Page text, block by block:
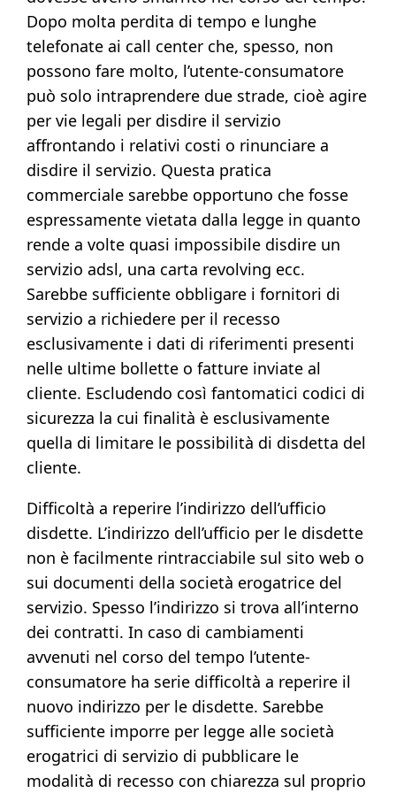
Dopo molta perdita di tempo e lunghe
telefonate ai call center che, spesso, non
possono fare molto, l’utente-consumatore
può solo intraprendere due strade, cioè agire
per vie legali per disdire il servizio
affrontando i relativi costi o rinunciare a
disdire il servizio. Questa pratica
commerciale sarebbe opportuno che fosse
espressamente vietata dalla legge in quanto
rende a volte quasi impossibile disdire un
servizio adsl, una carta revolving ecc.
Sarebbe sufficiente obbligare i fornitori di
servizio a richiedere per il recesso
esclusivamente i dati di riferimenti presenti
nelle ultime bollette o fatture inviate al
cliente. Escludendo così fantomatici codici di
sicurezza la cui finalità è esclusivamente
quella di limitare le possibilità di disdetta del
cliente.
Difficoltà a reperire l’indirizzo dell’ufficio
disdette. L’indirizzo dell’ufficio per le disdette
non è facilmente rintracciabile sul sito web o
sui documenti della società erogatrice del
servizio. Spesso l’indirizzo si trova all’interno
dei contratti. In caso di cambiamenti
avvenuti nel corso del tempo l’utente-
consumatore ha serie difficoltà a reperire il
nuovo indirizzo per le disdette. Sarebbe
sufficiente imporre per legge alle società
erogatrici di servizio di pubblicare le
modalità di recesso con chiarezza sul proprio